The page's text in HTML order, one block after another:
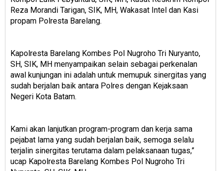
Reza Morandi Tarigan, SIK, MH, Wakasat Intel dan Kasi
propam Polresta Barelang.
Kapolresta Barelang Kombes Pol Nugroho Tri Nuryanto,
SH, SIK, MH menyampaikan selain sebagai perkenalan
awal kunjungan ini adalah untuk memupuk sinergitas yang
sudah berjalan baik antara Polres dengan Kejaksaan
Negeri Kota Batam.
Kami akan lanjutkan program-program dan kerja sama
pejabat lama yang sudah berjalan baik, semoga selalu
terjalin sinergitas terutama dalam pelaksanaan tugas,”
ucap Kapolresta Barelang Kombes Pol Nugroho Tri